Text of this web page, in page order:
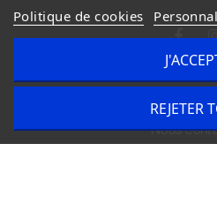
Conditions
Nous
Politique de cookies
REJETER